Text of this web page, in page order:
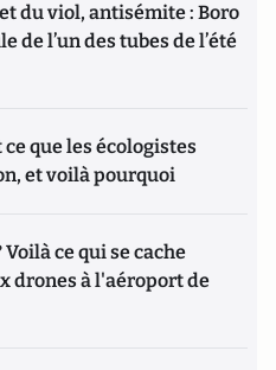
du viol, antisémite : Boro
de l’un des tubes de l’été
que les écologistes
et voilà pourquoi
ce qui se cache
drones à l'aéroport de